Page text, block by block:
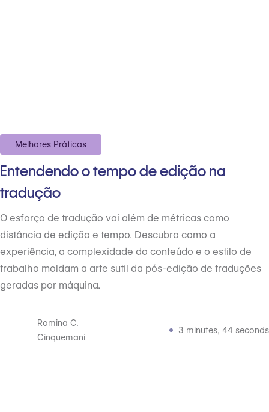
Melhores Práticas
Entendendo o tempo de edição na
tradução
O esforço de tradução vai além de métricas como
distância de edição e tempo. Descubra como a
experiência, a complexidade do conteúdo e o estilo de
trabalho moldam a arte sutil da pós-edição de traduções
geradas por máquina.
Romina C.
Cinquemani
3 minutes, 44 seconds